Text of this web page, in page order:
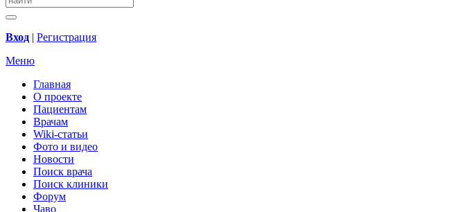
Вход | Регистрация
Меню
Главная
О проекте
Пациентам
Врачам
Wiki-статьи
Фото и видео
Новости
Поиск врача
Поиск клиники
Форум
Чаво